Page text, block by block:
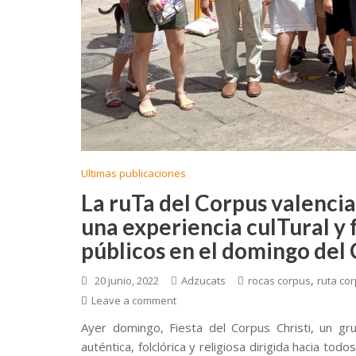
Ultimas publicaciones
La ruTa del Corpus
una experiencia culTural
públicos en el domingo del
20 junio, 2022 Adzucats rocas corpus, ruta
Leave a comment
Ayer domingo, Fiesta del Corpus Christi, un
auténtica, folclórica y religiosa dirigida hacia